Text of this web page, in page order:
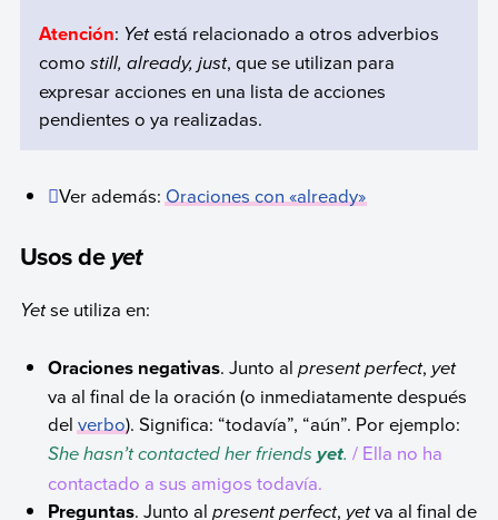
Atención: Yetestá relacionado a otros adverbios
como still, already, just, que se utilizan para
expresar acciones en una lista de acciones
pendientes o ya realizadas.
Ver además:Oraciones con «already»
Usos de yet
Yetse utiliza en:
Oraciones negativas. Junto alpresent perfect, yet
va al final de la oración (o inmediatamente después
delverbo). Significa: “todavía”, “aún”. Por ejemplo:
She hasn’t contacted her friendsyet. / Ella no ha
contactado a sus amigos todavía.
Preguntas. Junto alpresent perfect, yetva al final de